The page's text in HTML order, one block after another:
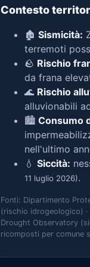
Contesto
🏚️ Sismicità:
terremoti
🪨 Rischio
da frana
🌊 Rischio
alluvionabili
🏙️ Consumo
nell'ultimo
💧 Siccità:
11 luglio 2026).
Fonti: Dipartimento
(rischio idrogeologico) ·
Drought Observatory
ricomposti per comune